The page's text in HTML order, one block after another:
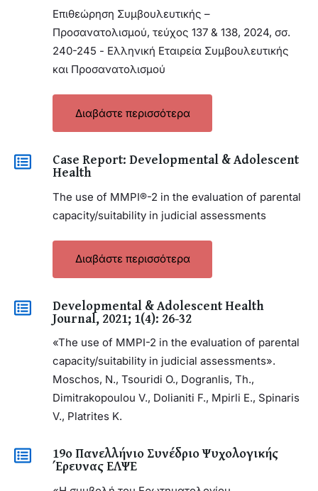
Επιθεώρηση Συμβουλευτικής –
Προσανατολισμού, τεύχος 137 & 138, 2024, σσ.
240-245 - Ελληνική Εταιρεία Συμβουλευτικής
και Προσανατολισμού
Διαβάστε περισσότερα
Case Report: Developmental & Adolescent
Health
The use of MMPI®-2 in the evaluation of parental
capacity/suitability in judicial assessments
Διαβάστε περισσότερα
Developmental & Adolescent Health
Journal, 2021; 1(4): 26-32
«The use of MMPI-2 in the evaluation of parental
capacity/suitability in judicial assessments».
Moschos, N., Tsouridi O., Dogranlis, Th.,
Dimitrakopoulou V., Dolianiti F., Mpirli E., Spinaris
V., Platrites K.
19ο Πανελλήνιο Συνέδριο Ψυχολογικής
Έρευνας ΕΛΨΕ